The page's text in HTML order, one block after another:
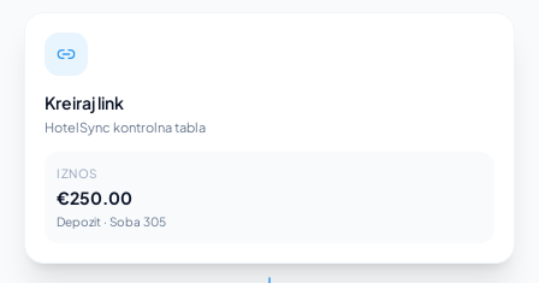
Kreiraj link
HotelSync kontrolna tabla
IZNOS
€250.00
Depozit · Soba 305